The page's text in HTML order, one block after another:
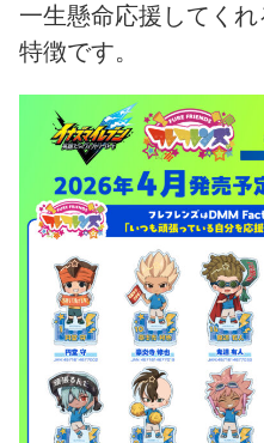
一生懸命応援してく
特徴です。